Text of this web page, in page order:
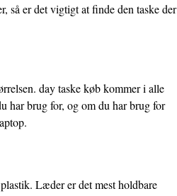
så er det vigtigt at finde den taske der
day taske køb kommer i alle
har brug for, og om du har brug for
Læder er det mest holdbare